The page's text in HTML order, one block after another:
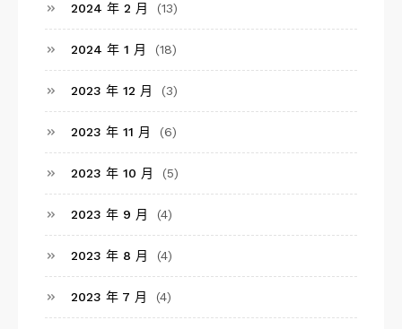
2024 年 2 月 (13)
2024 年 1 月 (18)
2023 年 12 月 (3)
2023 年 11 月 (6)
2023 年 10 月 (5)
2023 年 9 月 (4)
2023 年 8 月 (4)
2023 年 7 月 (4)